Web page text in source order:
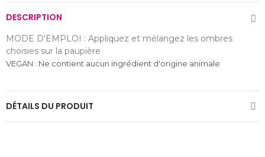
DESCRIPTION
MODE D'EMPLOI : Appliquez et mélangez les ombres
choisies sur la paupière
VEGAN : Ne contient aucun ingrédient d'origine animale
DÉTAILS DU PRODUIT